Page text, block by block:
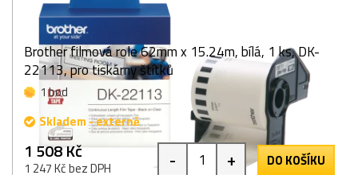
Brother filmová role 62mm x 15.24m, bílá, 1 ks, DK-
22113, pro tiskárny štítků
1 bod
Skladem - externě
1 508 Kč
1 247 Kč bez DPH - + DO KOŠÍKU